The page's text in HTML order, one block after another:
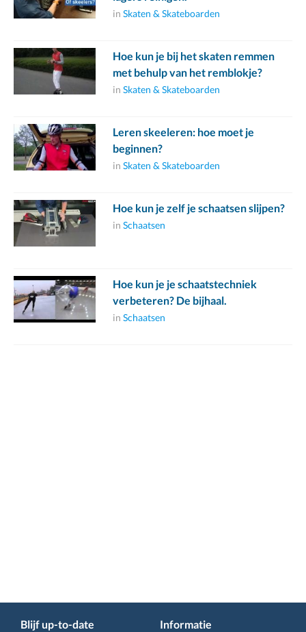
in Skaten & Skateboarden
Hoe kun je bij het skaten remmen
met behulp van het remblokje?
in Skaten & Skateboarden
Leren skeeleren: hoe moet je
beginnen?
in Skaten & Skateboarden
Hoe kun je zelf je schaatsen slijpen?
in Schaatsen
Hoe kun je je schaatstechniek
verbeteren? De bijhaal.
in Schaatsen
Blijf up-to-date Informatie